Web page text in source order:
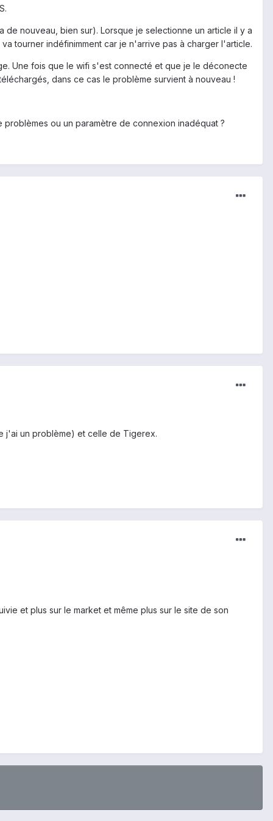
nouveau, bien sur). Lorsque je selectionne un article il y a
tourner indéfinimment car je n'arrive pas à charger l'article.
Une fois que le wifi s'est connecté et que je le déconecte
dans ce cas le problème survient à nouveau !
problèmes ou un paramètre de connexion inadéquat ?
j'ai un problème) et celle de Tigerex.
et plus sur le market et même plus sur le site de son